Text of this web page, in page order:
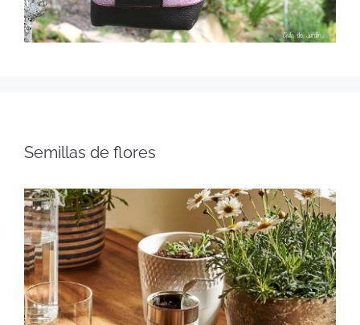
Semillas de flores